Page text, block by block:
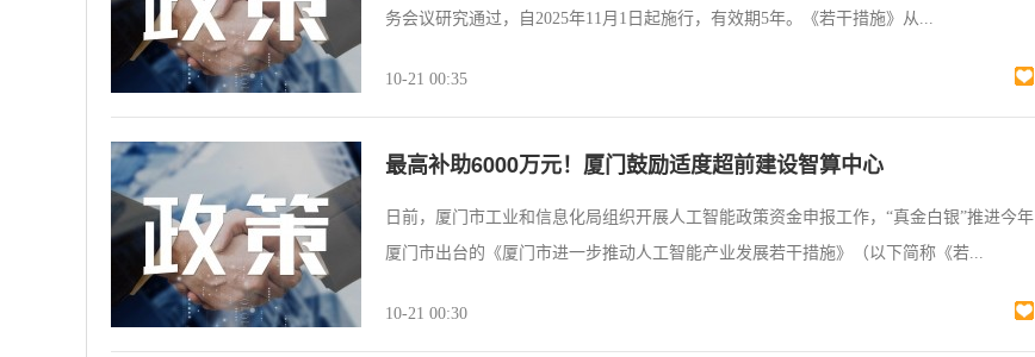
务会议研究通过，自2025年11月1日起施行，有效期5年。《若干措施》从...
10-21 00:35
最高补助6000万元！厦门鼓励适度超前建设智算中心
日前，厦门市工业和信息化局组织开展人工智能政策资金申报工作，“真金白银”推进今年
厦门市出台的《厦门市进一步推动人工智能产业发展若干措施》（以下简称《若...
10-21 00:30